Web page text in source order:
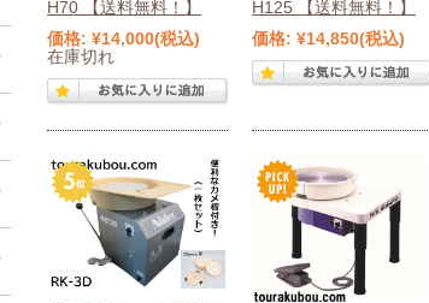
H70 【送料無料！】
価格: ¥14,000(税込)
在庫切れ
H125 【送料無料！】
価格: ¥14,850(税込)